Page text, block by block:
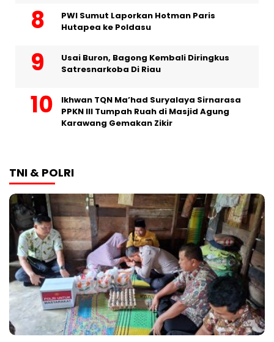
PWI Sumut Laporkan Hotman Paris
Hutapea ke Poldasu
Usai Buron, Bagong Kembali Diringkus
Satresnarkoba Di Riau
Ikhwan TQN Ma’had Suryalaya Sirnarasa
PPKN III Tumpah Ruah di Masjid Agung
Karawang Gemakan Zikir
TNI & POLRI